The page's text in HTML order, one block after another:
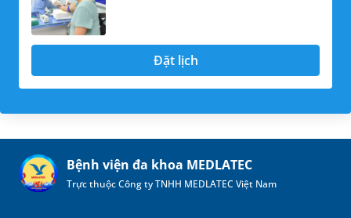
Đặt lịch
Bệnh viện đa khoa MEDLATEC
Trực thuộc Công ty TNHH MEDLATEC Việt Nam